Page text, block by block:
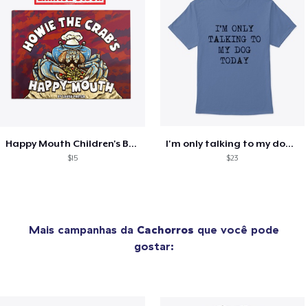
Happy Mouth Children's Book
$15
I'm only talking to my dog today
$23
Mais campanhas da Cachorros que você pode
gostar: